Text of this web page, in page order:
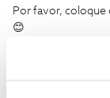
Por favor,
😊